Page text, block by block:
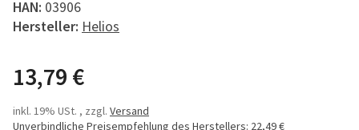
HAN: 03906
Hersteller: Helios
13,79 €
inkl. 19% USt. , zzgl. Versand
Unverbindliche Preisempfehlung des Herstellers: 22,49 €